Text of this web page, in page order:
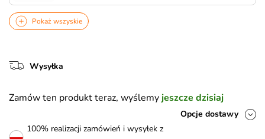
Pokaż wszyskie
Wysyłka
Zamów ten produkt teraz, wyślemy jeszcze dzisiaj
Opcje dostawy
100% realizacji zamówień i wysyłek z